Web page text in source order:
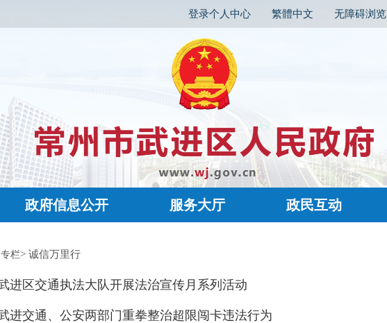
登录个人中心 繁體中文 无障碍浏览
政府信息公开 服务大厅 政民互动
栏> 诚信万里行
进区交通执法大队开展法治宣传月系列活动
进交通、公安两部门重拳整治超限闯卡违法行为